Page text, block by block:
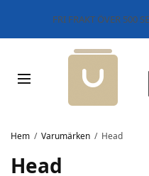
FRI FRAKT ÖVER 500
Hem / Varumärken / Head
Head